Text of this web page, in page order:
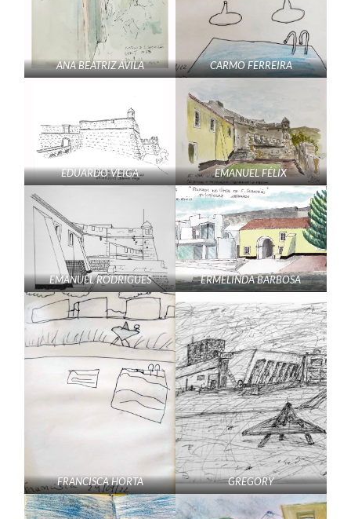
ANA BEATRIZ ÁVILA CARMO FERREIRA
EDUARDO VEIGA EMANUEL FÉLIX
EMANUEL RODRIGUES ERMELINDA BARBOSA
FRANCISCA HORTA GREGORY